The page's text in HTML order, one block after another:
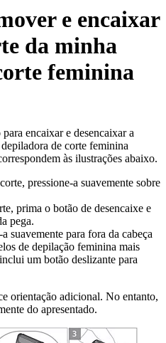
e encaixar
da minha
feminina
encaixar e desencaixar a
de corte feminina
às ilustrações abaixo.
pressione-a suavemente sobre
prima o botão de desencaixe e
pega.
suavemente para fora da cabeça
de depilação feminina mais
um botão deslizante para
orientação adicional. No entanto,
do apresentado.